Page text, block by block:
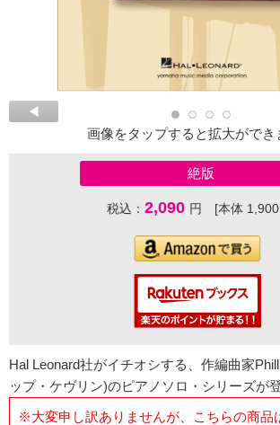
画像をタップすると拡大ができ
絶版
税込： 2,090 円 [本体 1,900
Hal Leonard社がイチオシする、作編曲家
ップ・ケヴリン)のピアノソロ・シリーズが
※大変申し訳ありませんが、こちらの商品